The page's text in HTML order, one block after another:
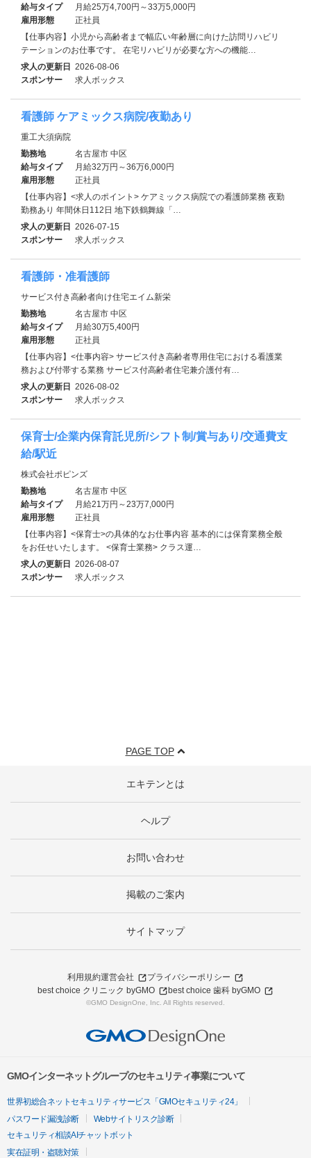
給与タイプ
月給25万4,700円～33万5,000円
雇用形態
正社員
【仕事内容】小児から高齢者まで幅広い年齢層に向けた訪問リハビリ
テーションのお仕事です。 在宅リハビリが必要な方への機能…
求人の更新日 2026-08-06
スポンサー
求人ボックス
看護師 ケアミックス病院/夜勤あり
重工大須病院
勤務地
名古屋市 中区
給与タイプ
月給32万円～36万6,000円
雇用形態
正社員
【仕事内容】<求人のポイント> ケアミックス病院での看護師業務 夜勤
勤務あり 年間休日112日 地下鉄鶴舞線「…
求人の更新日 2026-07-15
スポンサー
求人ボックス
看護師・准看護師
サービス付き高齢者向け住宅エイム新栄
勤務地
名古屋市 中区
給与タイプ
月給30万5,400円
雇用形態
正社員
【仕事内容】<仕事内容> サービス付き高齢者専用住宅における看護業
務および付帯する業務 サービス付高齢者住宅兼介護付有…
求人の更新日 2026-08-02
スポンサー
求人ボックス
保育士/企業内保育託児所/シフト制/賞与あり/交通費支
給/駅近
株式会社ポピンズ
勤務地
名古屋市 中区
給与タイプ
月給21万円～23万7,000円
雇用形態
正社員
【仕事内容】<保育士>の具体的なお仕事内容 基本的には保育業務全般
をお任せいたします。 <保育士業務> クラス運…
求人の更新日 2026-08-07
スポンサー
求人ボックス
PAGE TOP
エキテンとは
ヘルプ
お問い合わせ
掲載のご案内
サイトマップ
利用規約運営会社
プライバシーポリシー
best choice クリニック byGMO
best choice 歯科 byGMO
©GMO DesignOne, Inc. All Rights reserved.
GMOインターネットグループのセキュリティ事業について
世界初総合ネットセキュリティサービス「GMOセキュリティ24」
パスワード漏洩診断
Webサイトリスク診断
セキュリティ相談AIチャットボット
実在証明・盗聴対策